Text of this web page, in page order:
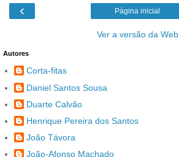
‹ Página inicial
Ver a versão da Web
Autores
Corta-fitas
Daniel Santos Sousa
Duarte Calvão
Henrique Pereira dos Santos
João Távora
João-Afonso Machado